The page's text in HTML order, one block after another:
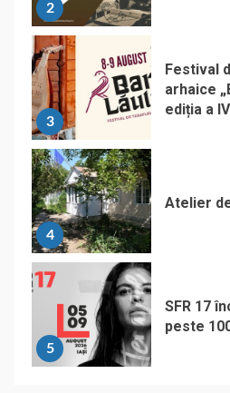
2
3
Festival
arhaice
ediția a
4
Atelier
5
SFR 17
peste